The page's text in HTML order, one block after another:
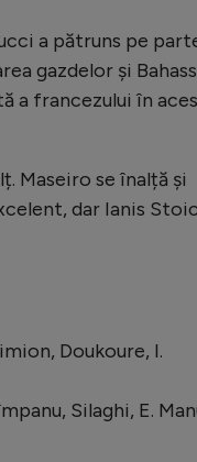
a pătruns pe
gazdelor și
a francezului în
Maseiro se înalță și
dar Ianis
Doukoure, I.
Silaghi, E.